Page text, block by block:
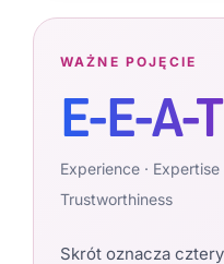
WAŻNE POJĘCIE
E-E-A-T
Experience ·
Trustworthiness
Skrót oznacza